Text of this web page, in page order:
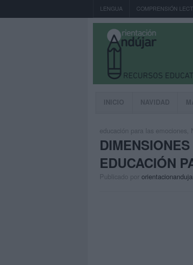
LENGUA COMPRENSIÓN
INICIO NAVIDAD
educación para las emociones
EDUCACIÓN
Publicado por